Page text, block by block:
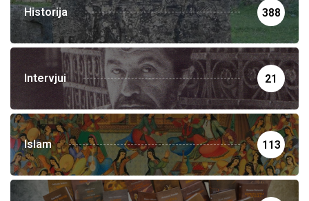
Historija 388
Intervjui 21
Islam 113